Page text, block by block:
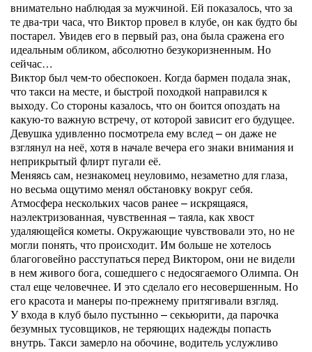
внимательно наблюдая за мужчиной. Ей показалось, что за
те два-три часа, что Виктор провел в клубе, он как будто бы
постарел. Увидев его в первый раз, она была сражена его
идеальным обликом, абсолютно безукоризненным. Но
сейчас…
Виктор был чем-то обеспокоен. Когда бармен подала знак,
что такси на месте, и быстрой походкой направился к
выходу. Со стороны казалось, что он боится опоздать на
какую-то важную встречу, от которой зависит его будущее.
Девушка удивленно посмотрела ему вслед – он даже не
взглянул на неё, хотя в начале вечера его знаки внимания и
неприкрытый флирт пугали её.
Меняясь сам, незнакомец неуловимо, незаметно для глаза,
но весьма ощутимо менял обстановку вокруг себя.
Атмосфера нескольких часов ранее – искрящаяся,
наэлектризованная, чувственная – таяла, как хвост
удаляющейся кометы. Окружающие чувствовали это, но не
могли понять, что происходит. Им больше не хотелось
благоговейно расступаться перед Виктором, они не видели
в нем живого бога, сошедшего с недосягаемого Олимпа. Он
стал еще человечнее. И это сделало его несовершенным. Но
его красота и манеры по-прежнему притягивали взгляд.
У входа в клуб было пустынно – секьюрити, да парочка
безумных тусовщиков, не теряющих надежды попасть
внутрь. Такси замерло на обочине, водитель услужливо